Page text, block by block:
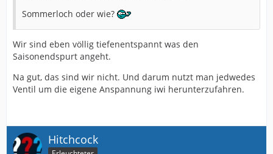
Sommerloch oder wie?
Wir sind eben völlig tiefenentspannt was den
Saisonendspurt angeht.
Na gut, das sind wir nicht. Und darum nutzt man jedwedes
Ventil um die eigene Anspannung iwi herunterzufahren.
Hitchcock